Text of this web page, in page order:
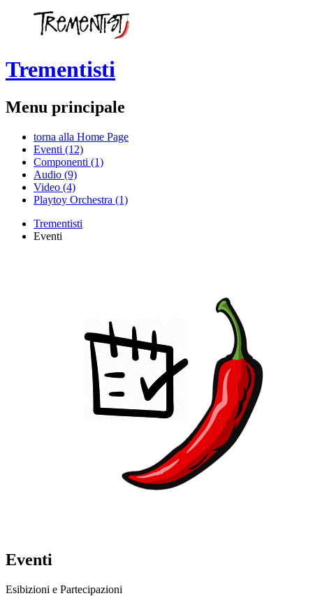
Trementisti
Menu principale
torna alla Home Page
Eventi (12)
Componenti (1)
Audio (9)
Video (4)
Playtoy Orchestra (1)
Trementisti
Eventi
Eventi
Esibizioni e Partecipazioni